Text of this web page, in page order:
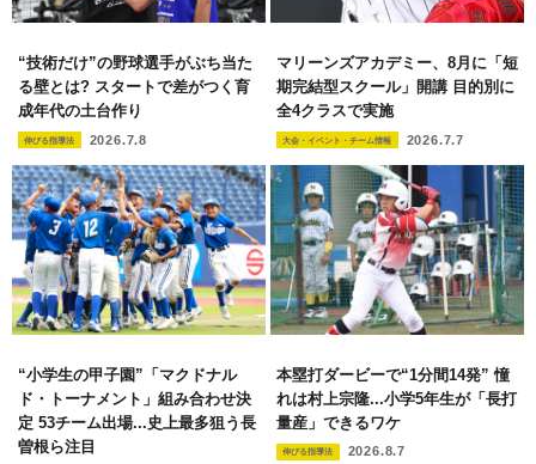
“技術だけ”の野球選手がぶち当た
る壁とは? スタートで差がつく育
成年代の土台作り
伸びる指導法 2026.7.8
マリーンズアカデミー、8月に「短
期完結型スクール」開講 目的別に
全4クラスで実施
大会・イベント・チーム情報 2026.7.7
“小学生の甲子園”「マクドナル
ド・トーナメント」組み合わせ決
定 53チーム出場...史上最多狙う長
曽根ら注目
本塁打ダービーで“1分間14発” 憧
れは村上宗隆...小学5年生が「長打
量産」できるワケ
伸びる指導法 2026.8.7